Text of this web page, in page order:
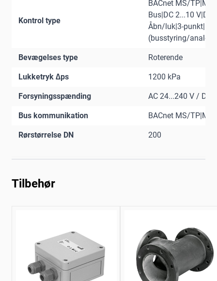
Kontrol type
BACnet MS/
Bus|DC 2...10
Åbn/luk|3-
(busstyring/analog)
Bevægelses type Roterende
Lukketryk ∆ps 1200 kPa
Forsyningsspænding AC 24...240 V / DC
Bus kommunikation BACnet MS/
Rørstørrelse DN 200
Tilbehør